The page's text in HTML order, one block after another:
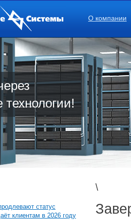
О компании
статус
клиентам в 2026 году
\